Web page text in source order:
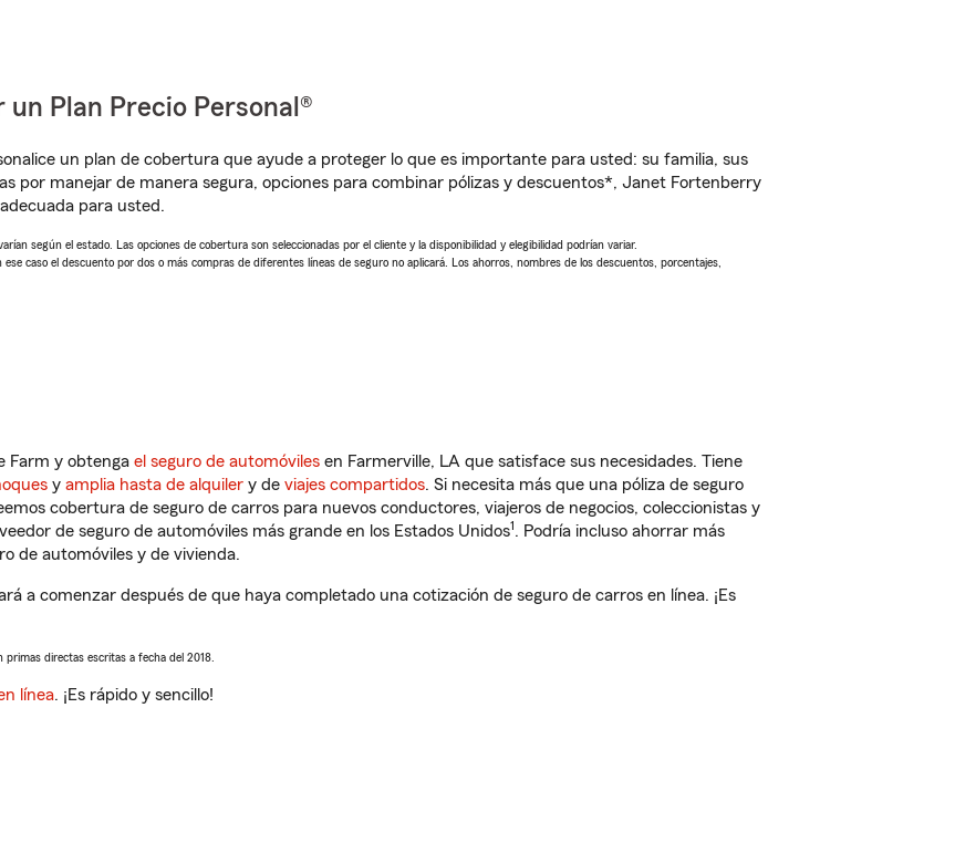
Plan Precio Personal®
un plan de cobertura que ayude a proteger lo que es importante para usted: su familia, sus
por manejar de manera segura, opciones para combinar pólizas y descuentos*, Janet Fortenberry
para usted.
según el estado. Las opciones de cobertura son seleccionadas por el cliente y la disponibilidad y elegibilidad podrían variar.
caso el descuento por dos o más compras de diferentes líneas de seguro no aplicará. Los ahorros, nombres de los descuentos, porcentajes,
Farm y obtenga el seguro de automóviles en Farmerville, LA que satisface sus necesidades. Tiene
y amplia hasta de alquiler y de viajes compartidos. Si necesita más que una póliza de seguro
cobertura de seguro de carros para nuevos conductores, viajeros de negocios, coleccionistas y
de seguro de automóviles más grande en los Estados Unidos1. Podría incluso ahorrar más
de automóviles y de vivienda.
a comenzar después de que haya completado una cotización de seguro de carros en línea. ¡Es
primas directas escritas a fecha del 2018.
línea. ¡Es rápido y sencillo!